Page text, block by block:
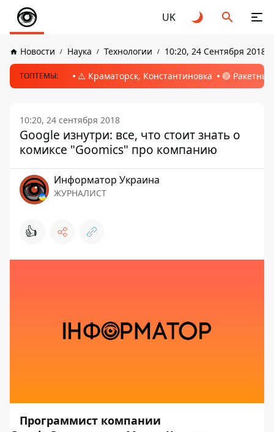
UK
Новости Наука Технологии 10:20, 24 Сентября 2018
ТОПТЕМЫ: ⚠️ Краматорск, Константиновка 🔴
10:20, 24 сентября 2018
Google изнутри: все, что стоит знать о
комиксе "Goomics" про компанию
Информатор Украина
ЖУРНАЛИСТ
👍
Программист компании